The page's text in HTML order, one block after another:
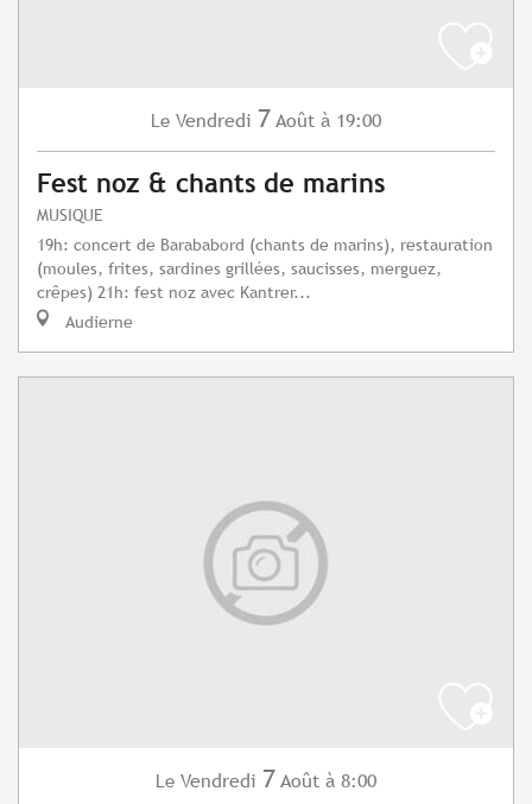
Le Vendredi 7 Août à 19:00
Fest noz & chants de marins
MUSIQUE
19h: concert de Barababord (chants de marins), restauration
(moules, frites, sardines grillées, saucisses, merguez,
crêpes) 21h: fest noz avec Kantrer...
Audierne
Le Vendredi 7 Août à 8:00